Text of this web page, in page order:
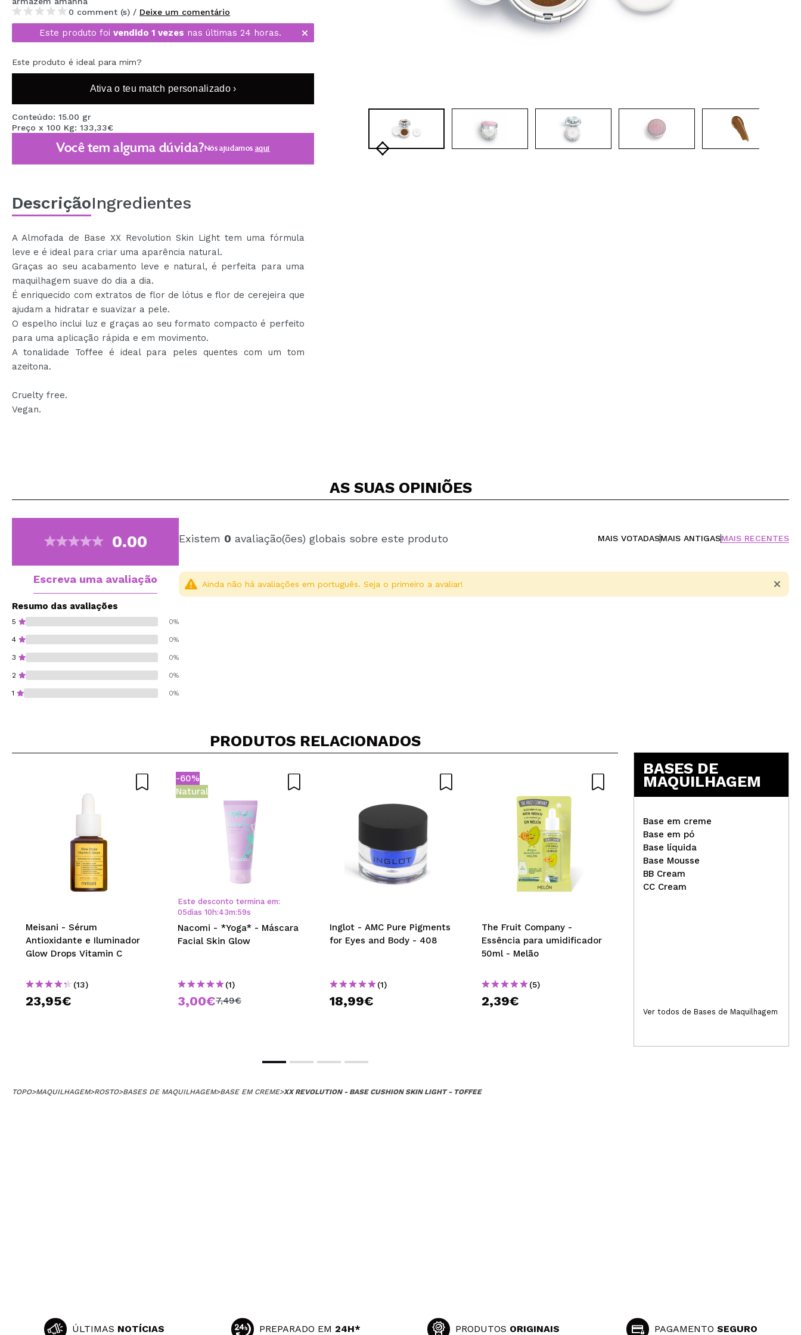
MAQUIFARMA
KOREA ZONE
TRAVEL SIZE
DESCONTOS
OUTLET
EM BREVE
BLOG
0 comment (s) / Deixe um comentário
Este produto foi vendido 1 vezes nas últimas 24 horas.
Este produto é ideal para mim?
Ativa o teu match personalizado ›
Conteúdo: 15.00 gr
Preço x 100 Kg: 133,33€
Você tem alguma dúvida?Nós ajudamos aqui
DescriçãoIngredientes
A Almofada de Base XX Revolution Skin Light tem uma fórmula
leve e é ideal para criar uma aparência natural.
Graças ao seu acabamento leve e natural, é perfeita para uma
maquilhagem suave do dia a dia.
É enriquecido com extratos de flor de lótus e flor de cerejeira que
ajudam a hidratar e suavizar a pele.
O espelho inclui luz e graças ao seu formato compacto é perfeito
para uma aplicação rápida e em movimento.
A tonalidade Toffee é ideal para peles quentes com um tom
azeitona.
Cruelty free.
Vegan.
AS SUAS OPINIÕES
0.00
Escreva uma avaliação
Resumo das avaliações
5 0%
4 0%
3 0%
2 0%
1 0%
Existem 0 avaliação(ões) globais sobre este produto MAIS VOTADASMAIS ANTIGASMAIS RECENTES
Ainda não há avaliações em português. Seja o primeiro a avaliar!
PRODUTOS RELACIONADOS
Meisani - Sérum
Antioxidante e Iluminador
Glow Drops Vitamin C
(13)
23,95€
-60%
Natural
Este desconto termina em:
05dias 10h:43m:59s
Nacomi - *Yoga* - Máscara
Facial Skin Glow
(1)
3,00€7,49€
Inglot - AMC Pure Pigments
for Eyes and Body - 408
(1)
18,99€
The Fruit Company -
Essência para umidificador
50ml - Melão
(5)
2,39€
Lim Hair - Alisador de
cabelo Rose Gold T1 PC 6.4
- 24 x 110 mm
BASES DE
MAQUILHAGEM
Base em creme
Base em pó
Base líquida
Base Mousse
BB Cream
CC Cream
Ver todos de Bases de Maquilhagem
TOPO>MAQUILHAGEM>ROSTO>BASES DE MAQUILHAGEM>BASE EM CREME>XX REVOLUTION - BASE CUSHION SKIN LIGHT - TOFFEE
ÚLTIMAS NOTÍCIAS PREPARADO EM 24H* PRODUTOS ORIGINAIS PAGAMENTOSEGURO